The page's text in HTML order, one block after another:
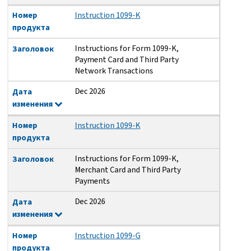
Номер
продукта
Instruction 1099-K
Заголовок
Instructions for Form 1099-K,
Payment Card and Third Party
Network Transactions
Дата
изменения
Dec 2026
Номер
продукта
Instruction 1099-K
Заголовок
Instructions for Form 1099-K,
Merchant Card and Third Party
Payments
Дата
изменения
Dec 2026
Номер
продукта
Instruction 1099-G